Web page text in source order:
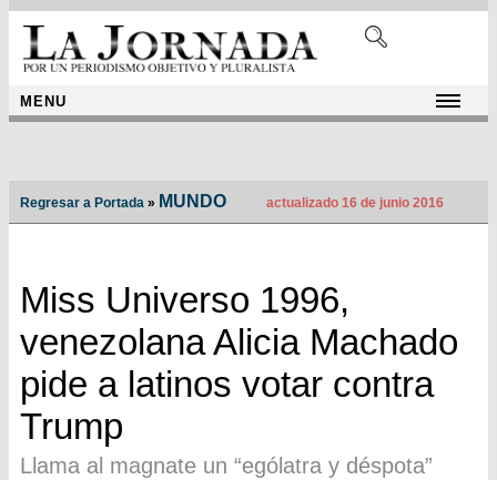
MENU
Regresar a Portada » MUNDO actualizado 16 de junio 2016
Miss Universo 1996,
venezolana Alicia Machado
pide a latinos votar contra
Trump
Llama al magnate un “ególatra y déspota”